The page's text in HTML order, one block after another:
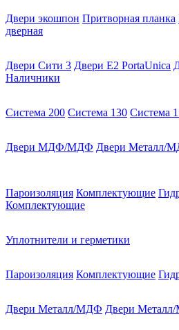
Двери экошпон Притворная планка
дверная
Двери Сити 3 Двери E2 PortaUnica
Наличники
Система 200 Система 130 Система
Двери МДФ/МДФ Двери Металл/
Пароизоляция Комплектующие
Комплектующие
Уплотнители и герметики
Пароизоляция Комплектующие
Двери Металл/МДФ Двери Металл/